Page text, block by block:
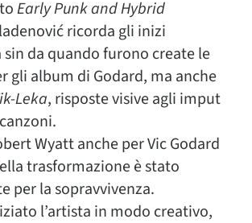
Early Punk and Hybrid
ricorda gli inizi
sin da quando furono create le
gli album di Godard, ma anche
Leka, risposte visive agli imput
Wyatt anche per Vic Godard
trasformazione è stato
per la sopravvivenza.
l’artista in modo creativo,